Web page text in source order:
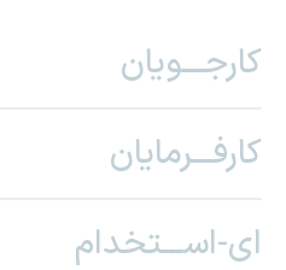
کارجـــویان
کارفـــرمایان
ای-اســـتخدام